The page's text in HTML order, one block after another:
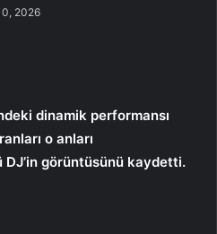
2026
dinamik performansı
o anları
görüntüsünü kaydetti.